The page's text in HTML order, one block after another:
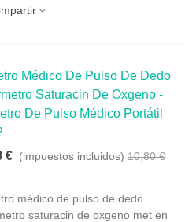
Médico De Pulso De Dedo
Saturacin De Oxgeno -
De Pulso Médico Portátil
€ (impuestos incluidos) 10,80 €
médico de pulso de dedo
saturacin de oxgeno met en